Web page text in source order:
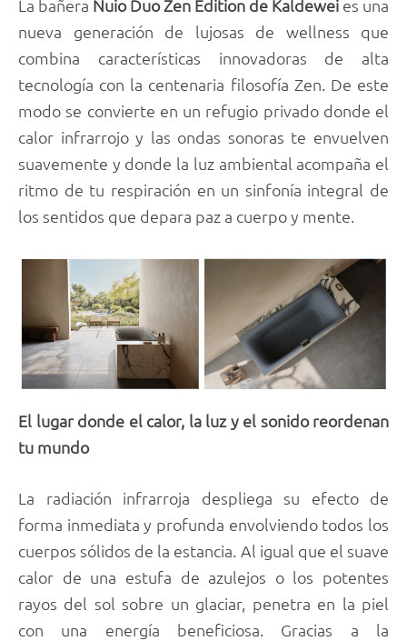
La bañera Nuio Duo Zen Edition de Kaldewei es una
nueva generación de lujosas de wellness que
combina características innovadoras de alta
tecnología con la centenaria filosofía Zen. De este
modo se convierte en un refugio privado donde el
calor infrarrojo y las ondas sonoras te envuelven
suavemente y donde la luz ambiental acompaña el
ritmo de tu respiración en un sinfonía integral de
los sentidos que depara paz a cuerpo y mente.
El lugar donde el calor, la luz y el sonido reordenan
tu mundo
La radiación infrarroja despliega su efecto de
forma inmediata y profunda envolviendo todos los
cuerpos sólidos de la estancia. Al igual que el suave
calor de una estufa de azulejos o los potentes
rayos del sol sobre un glaciar, penetra en la piel
con una energía beneficiosa. Gracias a la